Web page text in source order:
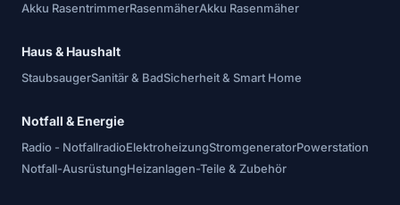
Akku RasentrimmerRasenmäherAkku Rasenmäher
Haus & Haushalt
StaubsaugerSanitär & BadSicherheit & Smart Home
Notfall & Energie
Radio - NotfallradioElektroheizungStromgeneratorPowerstation
Notfall-AusrüstungHeizanlagen-Teile & Zubehör